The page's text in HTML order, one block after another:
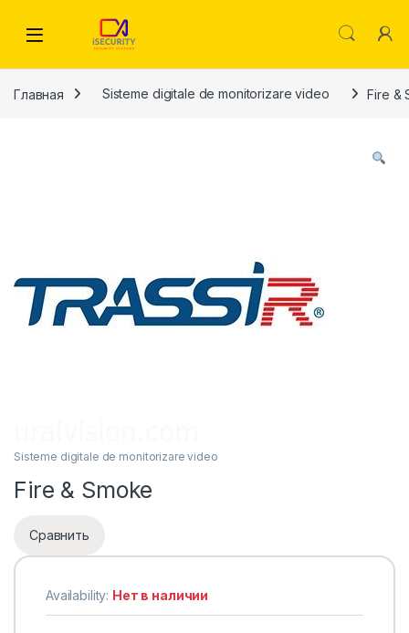
Главная Sisteme digitale de monitorizare video Fire &
Sisteme digitale de monitorizare video
Fire & Smoke
Сравнить
Availability: Нет в наличии